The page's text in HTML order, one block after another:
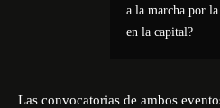
a la marcha por la
en la capital?
Las convocatorias de ambos